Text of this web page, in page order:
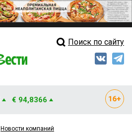
Свежий выпуск
Мнения
Поиск по сайту
€ 94,8366
Новости компаний